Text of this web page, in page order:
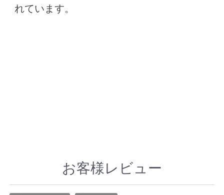
れています。
お客様レビュー